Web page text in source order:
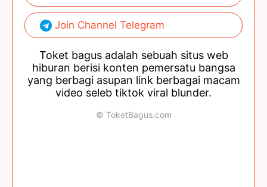
Join Channel Telegram
Toket bagus adalah sebuah situs web
hiburan berisi konten pemersatu bangsa
yang berbagi asupan link berbagai macam
video seleb tiktok viral blunder.
© ToketBagus.com